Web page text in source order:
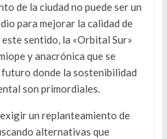
de la ciudad no puede ser un
para mejorar la calidad de
sentido, la «Orbital Sur»
y anacrónica que se
donde la sostenibilidad
son primordiales.
un replanteamiento de
alternativas que